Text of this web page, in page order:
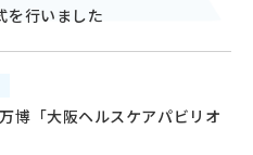
を行いました
博「大阪ヘルスケアパビリオ